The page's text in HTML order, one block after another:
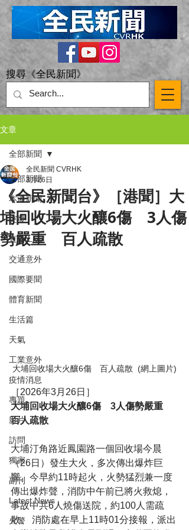
搜尋《全民新聞》
文章
全部新聞
本港新聞
突發
直播 Live
交通意外
國際要聞
體育新聞
生活篇
天氣
工業意外
疫情消息
專題
影片
訪問
獨家
副刊
Latest News
火警
全部新聞
《全民新聞台》［港聞］大
埔回收場大火釀6傷 3人傷
勢嚴重 百人疏散
全民新聞 CVRHK
3月26日
大埔回收場大火釀6傷　百人疏散  (網上圖片)
［2026年3月26日］
大埔回收場大火釀6傷　3人傷勢嚴重
百人疏散
大埔汀角路近鳳園路一個回收場今晨
（26日）發生大火，多次傳出爆炸巨
響。今早約11時起火，火勢猛烈兼一度
傳出爆炸聲，消防中午前已將火救熄，
事故中共6人燒傷送院，約100人需疏
散。 消防處在早上11時01分接報，派出